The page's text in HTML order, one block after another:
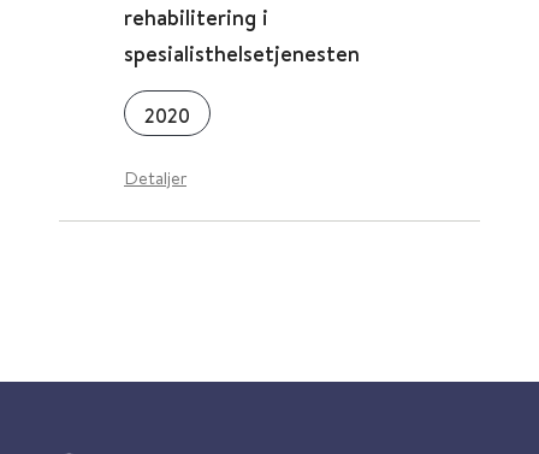
rehabilitering i
spesialisthelsetjenesten
2020
Detaljer